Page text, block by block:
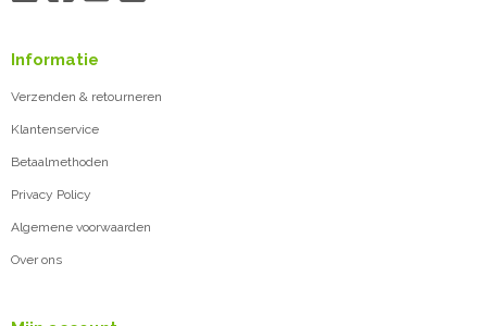
Informatie
Verzenden & retourneren
Klantenservice
Betaalmethoden
Privacy Policy
Algemene voorwaarden
Over ons